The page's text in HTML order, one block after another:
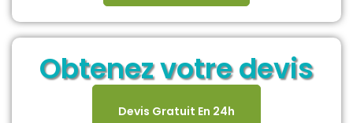
Obtenez votre devis
Devis Gratuit En 24h